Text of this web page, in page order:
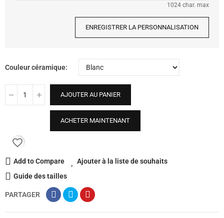
1024 char. max
ENREGISTRER LA PERSONNALISATION
Couleur céramique
AJOUTER AU PANIER
ACHETER MAINTENANT
favorite_border
Add to Compare
Ajouter à la liste de souhaits
Guide des tailles
PARTAGER